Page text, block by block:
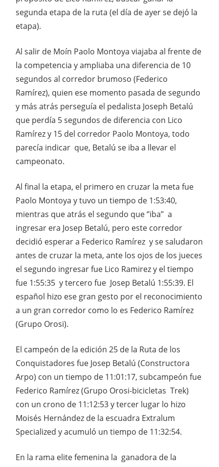
segunda etapa de la ruta (el día de ayer se dejó la
etapa).
Al salir de Moín Paolo Montoya viajaba al frente de
la competencia y ampliaba una diferencia de 10
segundos al corredor brumoso (Federico
Ramírez), quien ese momento pasada de segundo
y más atrás perseguía el pedalista Joseph Betalú
que perdía 5 segundos de diferencia con Lico
Ramírez y 15 del corredor Paolo Montoya, todo
parecía indicar que, Betalú se iba a llevar el
campeonato.
Al final la etapa, el primero en cruzar la meta fue
Paolo Montoya y tuvo un tiempo de 1:53:40,
mientras que atrás el segundo que ‘’iba’’ a
ingresar era Josep Betalú, pero este corredor
decidió esperar a Federico Ramírez y se saludaron
antes de cruzar la meta, ante los ojos de los jueces
el segundo ingresar fue Lico Ramirez y el tiempo
fue 1:55:35 y tercero fue Josep Betalú 1:55:39. El
español hizo ese gran gesto por el reconocimiento
a un gran corredor como lo es Federico Ramírez
(Grupo Orosi).
El campeón de la edición 25 de la Ruta de los
Conquistadores fue Josep Betalú (Constructora
Arpo) con un tiempo de 11:01:17, subcampeón fue
Federico Ramírez (Grupo Orosi-bicicletas Trek)
con un crono de 11:12:53 y tercer lugar lo hizo
Moisés Hernández de la escuadra Extralum
Specialized y acumuló un tiempo de 11:32:54.
En la rama elite femenina la ganadora de la